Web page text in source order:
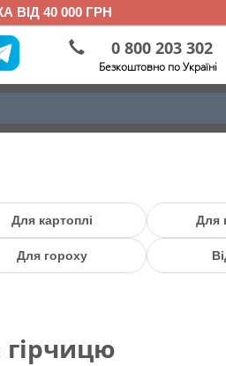
40 000 ГРН
0 800 203 302
Безкоштовно по Україні
Для картоплі Для
Для гороху
гірчицю